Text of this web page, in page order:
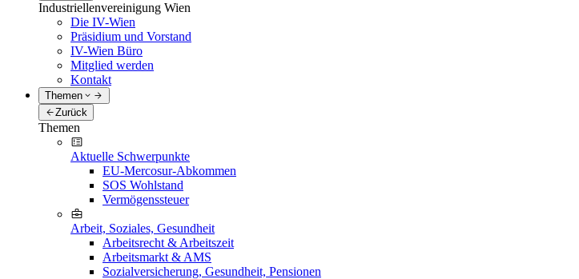
Industriellenvereinigung Wien
Die IV-Wien
Präsidium und Vorstand
IV-Wien Büro
Mitglied werden
Kontakt
Themen
Zurück
Themen
Aktuelle Schwerpunkte
EU-Mercosur-Abkommen
SOS Wohlstand
Vermögenssteuer
Arbeit, Soziales, Gesundheit
Arbeitsrecht & Arbeitszeit
Arbeitsmarkt & AMS
Sozialversicherung, Gesundheit, Pensionen